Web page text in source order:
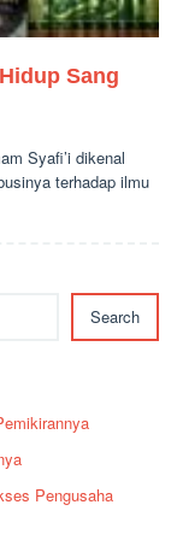
Sang
Syafi’i dikenal
terhadap ilmu
Search
Pengusaha